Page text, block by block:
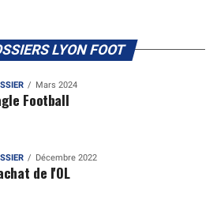
LYON FOOT
Mars 2024
Football
Décembre 2022
de l'OL